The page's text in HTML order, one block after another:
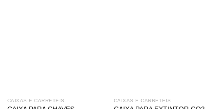
CAIXAS E CARRETÉIS CAIXAS E CARRETÉIS